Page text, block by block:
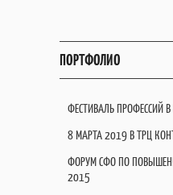
ПОРТФОЛИО
ФЕСТИВАЛЬ ПРОФЕССИЙ
8 МАРТА 2019 В ТРЦ
ФОРУМ СФО ПО
2015